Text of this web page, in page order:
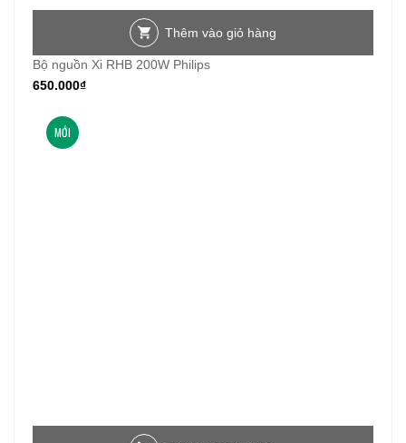
Thêm vào giỏ hàng
Bộ nguồn Xi RHB 200W Philips
650.000₫
MỚI